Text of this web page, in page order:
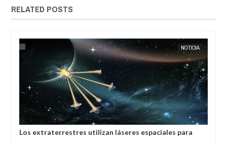
RELATED POSTS
NOTICIA
Los extraterrestres utilizan láseres espaciales para